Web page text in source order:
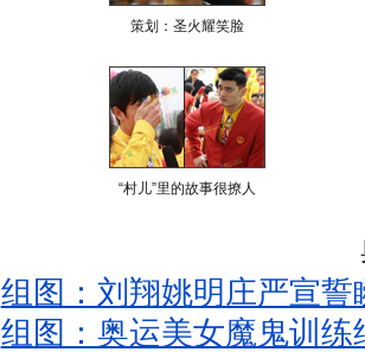
策划：圣火耀笑脸
“村儿”里的故事很撩人
组图：刘翔姚明庄严宣
组图：奥运美女魔鬼训